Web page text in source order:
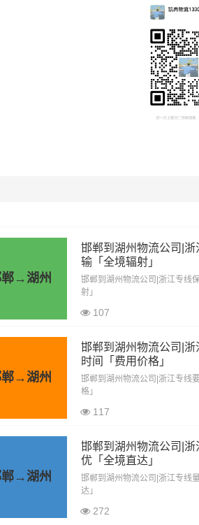
5984
1088公里 8160元
1088公里 11424元
里，以上报价为市场透明价，仅供参
交价格，望知晓！
→湖州
邯郸到湖州物流公司|浙
输「全境辐射」
邯郸到湖州物流公司|浙江专线
射」
107
→湖州
邯郸到湖州物流公司|浙
时间「费用价格」
邯郸到湖州物流公司|浙江专线
格」
117
→湖州
邯郸到湖州物流公司|浙
优「全境直达」
邯郸到湖州物流公司|浙江专线
达」
272